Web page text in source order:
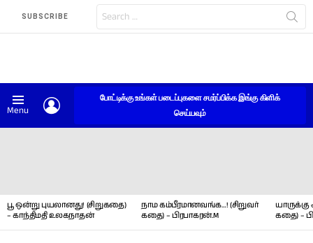
SUBSCRIBE
for:
Menu
போட்டிக்கு உங்கள் படைப்புகளை சமர்ப்பிக்க இங்கு கிளிக்
செய்யவும்
பூ ஒன்று புயலானது! (சிறுகதை)
– காந்திமதி உலகநாதன்
நாம கம்பீரமானவங்க…! (சிறுவர்
கதை) – பிரபாகரன்.M
யாருக்கு
கதை) –